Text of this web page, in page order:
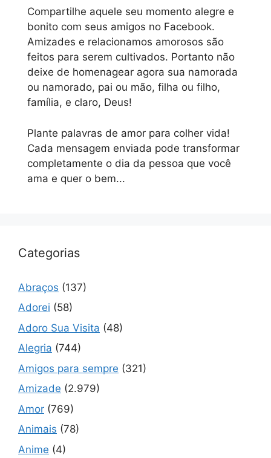
Compartilhe aquele seu momento alegre e
bonito com seus amigos no Facebook.
Amizades e relacionamos amorosos são
feitos para serem cultivados. Portanto não
deixe de homenagear agora sua namorada
ou namorado, pai ou mão, filha ou filho,
família, e claro, Deus!
Plante palavras de amor para colher vida!
Cada mensagem enviada pode transformar
completamente o dia da pessoa que você
ama e quer o bem...
Categorias
Abraços (137)
Adorei (58)
Adoro Sua Visita (48)
Alegria (744)
Amigos para sempre (321)
Amizade (2.979)
Amor (769)
Animais (78)
Anime (4)